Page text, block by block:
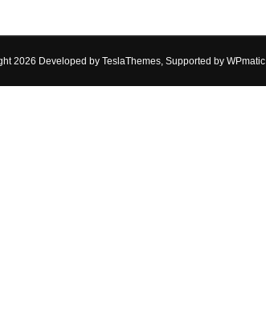
2026 Developed by TeslaThemes, Supported by WPmatic